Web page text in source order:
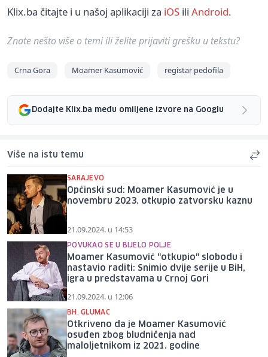
Klix.ba čitajte i u našoj aplikaciji za iOS ili Android.
Znate nešto više o temi ili želite prijaviti grešku u tekstu?
Crna Gora Moamer Kasumović registar pedofila
Dodajte Klix.ba među omiljene izvore na Googlu
Više na istu temu
SARAJEVO
Općinski sud: Moamer Kasumović je u
novembru 2023. otkupio zatvorsku kaznu
21.09.2024. u 14:53
POVUKAO SE U BIJELO POLJE
Moamer Kasumović "otkupio" slobodu i
nastavio raditi: Snimio dvije serije u BiH,
igra u predstavama u Crnoj Gori
21.09.2024. u 12:06
BH. GLUMAC
Otkriveno da je Moamer Kasumović
osuđen zbog bludničenja nad
maloljetnikom iz 2021. godine